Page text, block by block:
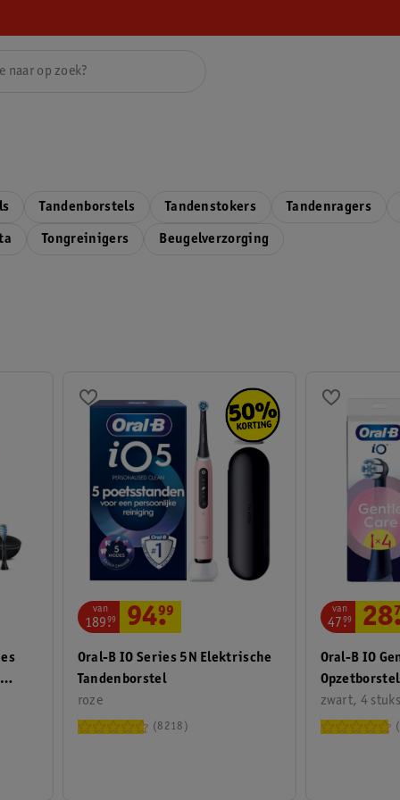
Tandenborstels Tandenstokers Tandenragers
Tongreinigers Beugelverzorging
Oral-B IO Series 5N Elektrische
Tandenborstel
roze
van
189.
99 94.
99
8218
Oral-B IO
zwart, 4 stuks
van
47.
99 28